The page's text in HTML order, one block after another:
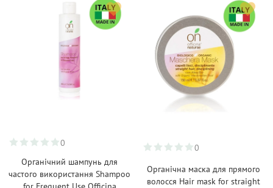
0
Органічний шампунь для
частого використання Shampoo
0
Органічна маска для прямого
волосся Hair mask for straight